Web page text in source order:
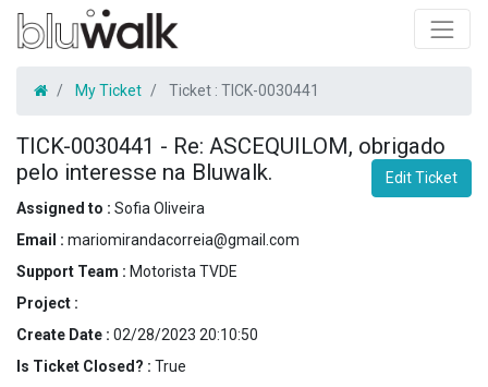
My Ticket Ticket : TICK-0030441
TICK-0030441 - Re: ASCEQUILOM, obrigado
pelo interesse na Bluwalk.
Edit Ticket
Assigned to : Sofia Oliveira
Email : mariomirandacorreia@gmail.com
Support Team : Motorista TVDE
Project :
Create Date : 02/28/2023 20:10:50
Is Ticket Closed? : True